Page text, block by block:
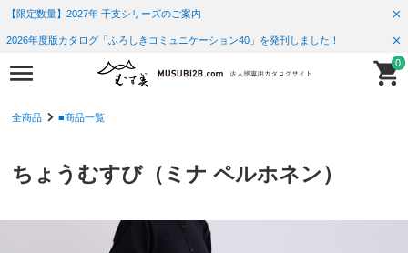
【限定数量】2027年 干支シリーズのご案内
2026年度版カタログ「ふろしきコミュニケーション40」を発刊しました！
0
全商品 ■商品一覧
ちょうむすび（ミナ ペルホネン）